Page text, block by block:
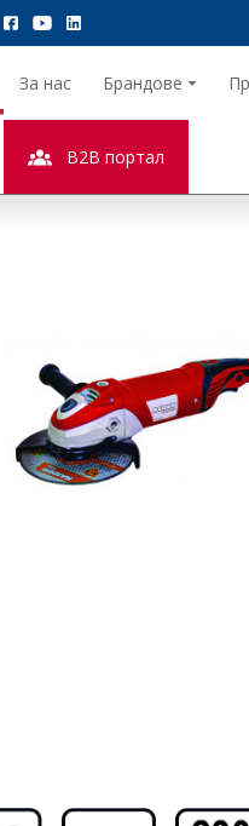
За нас Брандове
B2B портал